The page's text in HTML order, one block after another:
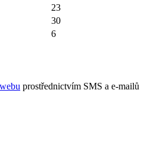
23
30
6
prostřednictvím SMS a e-mailů